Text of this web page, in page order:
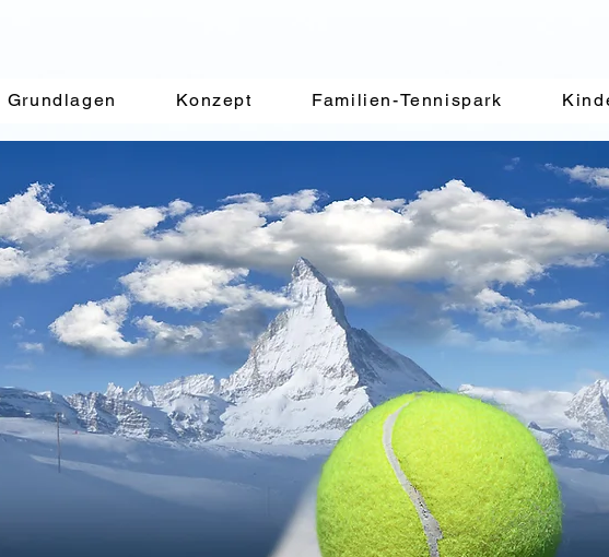
Grundlagen Konzept Familien-Tennispark